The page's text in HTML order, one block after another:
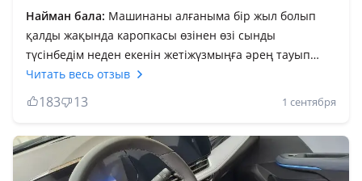
Найман бала: Машинаны алғаныма бір жыл болып
қалды жақында каропкасы өзінен өзі сынды
түсінбедім неден екенін жетіжүзмыңға әрең тауып
салдым хадовка ноль шумаизаляция вабще жоқ
саймандары қымбат жасацтынжар санаулақ краска
өте жұқа ұсақ тас тисе бітті ұшып кетеді каробка
вабще тартпайды робот тупой вабще обгонға немесе
разварот жасайын деп бұрылуға дайындалсаң
машиналардың толық өтіп болуын немесе тоқтап жол
Читать весь отзыв
183 13 1 сентября